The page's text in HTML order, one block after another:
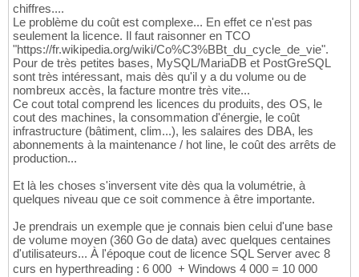
chiffres....
Le problème du coût est complexe... En effet ce n'est pas
seulement la licence. Il faut raisonner en TCO
"https://fr.wikipedia.org/wiki/Co%C3%BBt_du_cycle_de_vie".
Pour de très petites bases, MySQL/MariaDB et PostGreSQL
sont très intéressant, mais dès qu'il y a du volume ou de
nombreux accès, la facture montre très vite...
Ce cout total comprend les licences du produits, des OS, le
cout des machines, la consommation d'énergie, le coût
infrastructure (bâtiment, clim...), les salaires des DBA, les
abonnements à la maintenance / hot line, le coût des arrêts de
production...
Et là les choses s'inversent vite dès qua la volumétrie, à
quelques niveau que ce soit commence à être importante.
Je prendrais un exemple que je connais bien celui d'une base
de volume moyen (360 Go de data) avec quelques centaines
d'utilisateurs... À l'époque cout de licence SQL Server avec 8
curs en hyperthreading : 6 000  + Windows 4 000 = 10 000 